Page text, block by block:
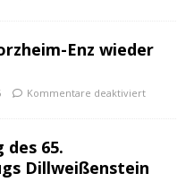
Enz wieder
Kommentare deaktiviert
des 65.
Dillweißenstein